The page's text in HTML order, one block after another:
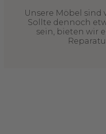
Unsere Möbel sind
Sollte dennoch
sein, bieten wir